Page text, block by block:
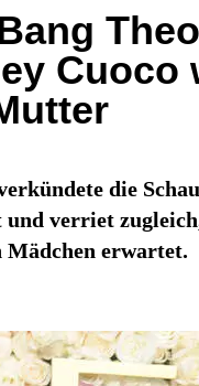
Cuoco
die
verriet
Mädchen erwartet.